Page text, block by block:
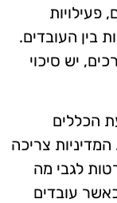
פעילויות
בין העובדים.
יש סיכוי
הכללים
צריכה
לגבי מה
עובדים